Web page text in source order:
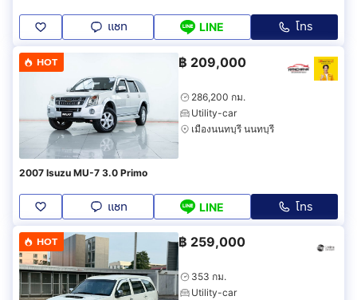
แชท LINE โทร
HOT ฿ 209,000
286,200 กม.
Utility-car
เมืองนนทบุรี นนทบุรี
2007 Isuzu MU-7 3.0 Primo
แชท LINE โทร
HOT ฿ 259,000
353 กม.
Utility-car